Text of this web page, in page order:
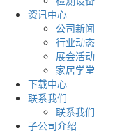
资讯中心
公司新闻
行业动态
展会活动
家居学堂
下载中心
联系我们
联系我们
子公司介绍